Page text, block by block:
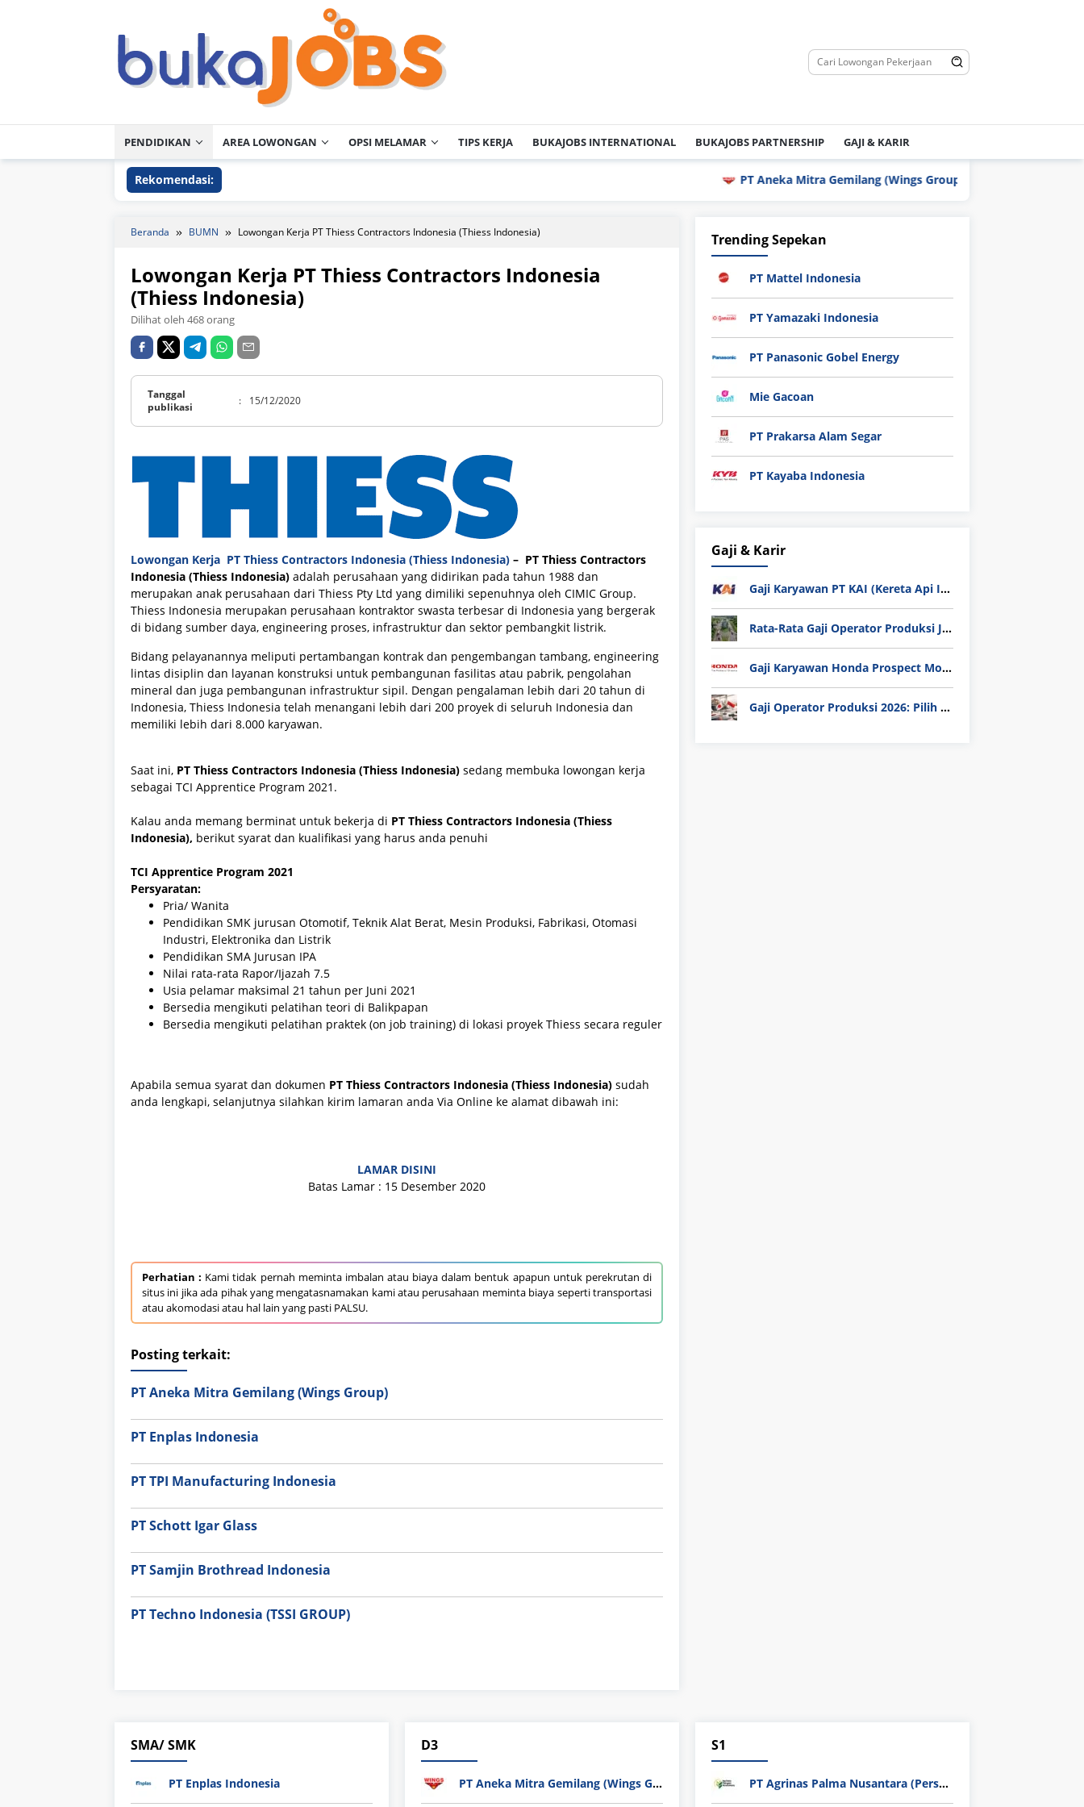
PENDIDIKAN AREA LOWONGAN OPSI MELAMAR TIPS KERJA BUKAJOBS INTERNATIONAL BUKAJOBS PARTNERSHIP GAJI & KARIR
Rekomendasi: PT Aneka Mitra Gemilang (Wings Group)
Beranda BUMN Lowongan Kerja PT Thiess Contractors Indonesia (Thiess Indonesia)
Lowongan Kerja PT Thiess Contractors Indonesia
(Thiess Indonesia)
Dilihat oleh 468 orang
Tanggal
publikasi
: 15/12/2020
Lowongan Kerja PT Thiess Contractors Indonesia (Thiess Indonesia) – PT Thiess Contractors
Indonesia (Thiess Indonesia) adalah perusahaan yang didirikan pada tahun 1988 dan
merupakan anak perusahaan dari Thiess Pty Ltd yang dimiliki sepenuhnya oleh CIMIC Group.
Thiess Indonesia merupakan perusahaan kontraktor swasta terbesar di Indonesia yang bergerak
di bidang sumber daya, engineering proses, infrastruktur dan sektor pembangkit listrik.
Bidang pelayanannya meliputi pertambangan kontrak dan pengembangan tambang, engineering
lintas disiplin dan layanan konstruksi untuk pembangunan fasilitas atau pabrik, pengolahan
mineral dan juga pembangunan infrastruktur sipil. Dengan pengalaman lebih dari 20 tahun di
Indonesia, Thiess Indonesia telah menangani lebih dari 200 proyek di seluruh Indonesia dan
memiliki lebih dari 8.000 karyawan.
Saat ini, PT Thiess Contractors Indonesia (Thiess Indonesia) sedang membuka lowongan kerja
sebagai TCI Apprentice Program 2021.
Kalau anda memang berminat untuk bekerja di PT Thiess Contractors Indonesia (Thiess
Indonesia), berikut syarat dan kualifikasi yang harus anda penuhi
TCI Apprentice Program 2021
Persyaratan:
Pria/ Wanita
Pendidikan SMK jurusan Otomotif, Teknik Alat Berat, Mesin Produksi, Fabrikasi, Otomasi
Industri, Elektronika dan Listrik
Pendidikan SMA Jurusan IPA
Nilai rata-rata Rapor/Ijazah 7.5
Usia pelamar maksimal 21 tahun per Juni 2021
Bersedia mengikuti pelatihan teori di Balikpapan
Bersedia mengikuti pelatihan praktek (on job training) di lokasi proyek Thiess secara reguler
Apabila semua syarat dan dokumen PT Thiess Contractors Indonesia (Thiess Indonesia) sudah
anda lengkapi, selanjutnya silahkan kirim lamaran anda Via Online ke alamat dibawah ini:
LAMAR DISINI
Batas Lamar : 15 Desember 2020
Perhatian : Kami tidak pernah meminta imbalan atau biaya dalam bentuk apapun untuk perekrutan di
situs ini jika ada pihak yang mengatasnamakan kami atau perusahaan meminta biaya seperti transportasi
atau akomodasi atau hal lain yang pasti PALSU.
Posting terkait:
PT Aneka Mitra Gemilang (Wings Group)
PT Enplas Indonesia
PT TPI Manufacturing Indonesia
PT Schott Igar Glass
PT Samjin Brothread Indonesia
PT Techno Indonesia (TSSI GROUP)
Trending Sepekan
PT Mattel Indonesia
PT Yamazaki Indonesia
PT Panasonic Gobel Energy
Mie Gacoan
PT Prakarsa Alam Segar
PT Kayaba Indonesia
Gaji & Karir
Gaji Karyawan PT KAI (Kereta Api Indonesia) Update 2025
Rata-Rata Gaji Operator Produksi Jabodetabek 2025: Bedah Tuntas UMK, Lemburan, dan Realita Hidup Buruh
Gaji Karyawan Honda Prospect Motor Semua Divisi
Gaji Operator Produksi 2026: Pilih PT Astra Honda Motor (AHM) atau Manufaktur di Jepang?
SMA/ SMK
PT Enplas Indonesia
D3
PT Aneka Mitra Gemilang (Wings Group)
S1
PT Agrinas Palma Nusantara (Persero)